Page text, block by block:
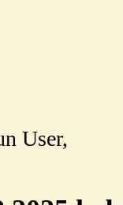
User,